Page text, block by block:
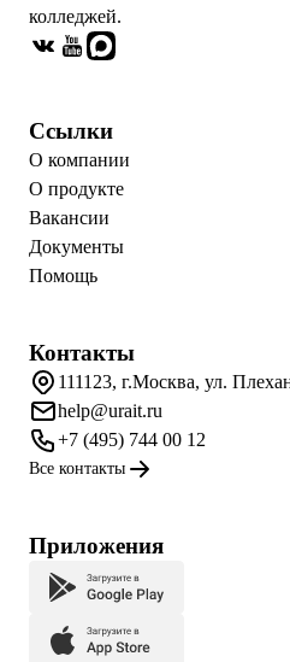
колледжей.
Ссылки
О компании
О продукте
Вакансии
Документы
Помощь
Контакты
111123, г.Москва, ул.
help@urait.ru
+7 (495) 744 00 12
Все контакты
Приложения